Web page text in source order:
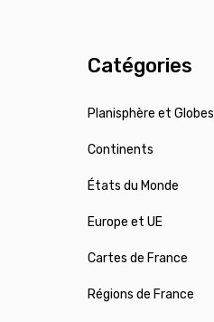
Catégories
Planisphère et Globes
Continents
États du Monde
Europe et UE
Cartes de France
Régions de France